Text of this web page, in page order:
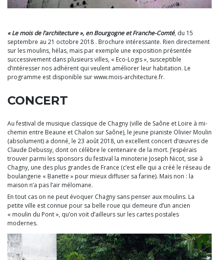
« Le mois de l’architecture », en Bourgogne et Franche-Comté, du 15
septembre au 21 octobre 2018 . Brochure intéressante. Rien directement
sur les moulins, hélas, mais par exemple une exposition présentée
successivement dans plusieurs villes, « Eco-Logis », susceptible
d’intéresser nos adhérent qui veulent améliorer leur habitation. Le
programme est disponible sur www.mois-architecture.fr.
CONCERT
Au festival de musique classique de Chagny (ville de Saône et Loire à mi-
chemin entre Beaune et Chalon sur Saône), le jeune pianiste Olivier Moulin
(absolument) a donné, le 23 août 2018, un excellent concert d’œuvres de
Claude Debussy, dont on célèbre le centenaire de la mort. J’espérais
trouver parmi les sponsors du festival la minoterie Joseph Nicot, sise à
Chagny, une des plus grandes de France (c’est elle qui a créé le réseau de
boulangerie « Banette » pour mieux diffuser sa farine). Mais non : la
maison n’a pas l’air mélomane.
En tout cas on ne peut évoquer Chagny sans penser aux moulins. La
petite ville est connue pour sa belle roue qui demeure d’un ancien
« moulin du Pont », qu’on voit d’ailleurs sur les cartes postales
modernes.